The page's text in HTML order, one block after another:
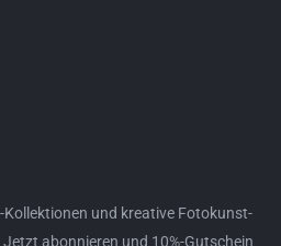
Kollektionen und kreative Fotokunst-
abonnieren und 10%-Gutschein